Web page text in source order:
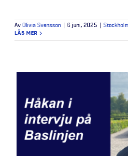
Av Olivia Svensson 6 juni, 2025
LÄS MER